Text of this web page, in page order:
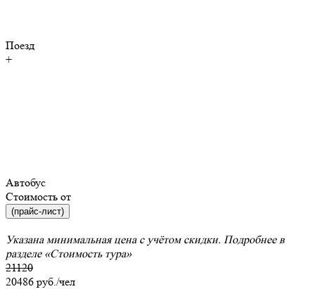
Поезд
+
Автобус
Стоимость от
(прайс-лист)
Указана минимальная цена с учётом скидки. Подробнее в
разделе «Стоимость тура»
21120
20486 руб./чел